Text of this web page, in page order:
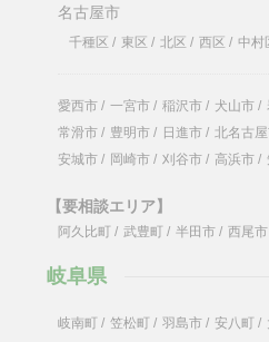
名古屋市
千種区 / 東区 / 北区 / 西区 / 中村
愛西市 / 一宮市 / 稲沢市 / 犬山市 /
常滑市 / 豊明市 / 日進市 / 北名古
安城市 / 岡崎市 / 刈谷市 / 高浜市 /
【要相談エリア】
阿久比町 / 武豊町 / 半田市 / 西尾市
岐阜県
岐南町 / 笠松町 / 羽島市 / 安八町 /